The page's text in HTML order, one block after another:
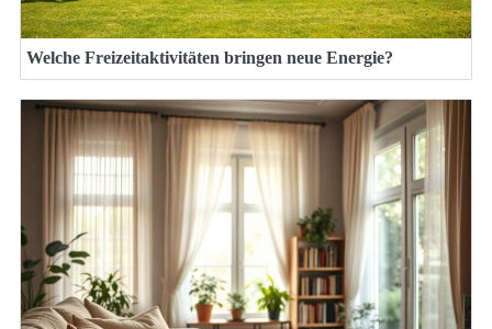
Welche Freizeitaktivitäten bringen neue Energie?